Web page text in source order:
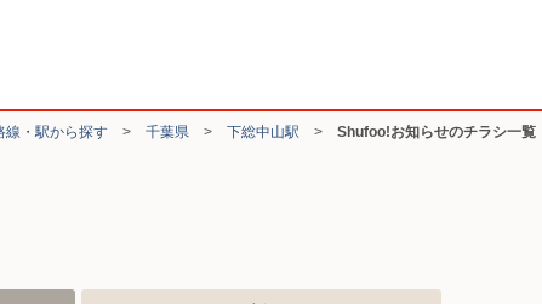
線・駅から探す > 千葉県 > 下総中山駅 > Shufoo!お知らせのチラシ一覧